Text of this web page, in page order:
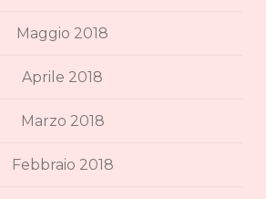
Maggio 2018
Aprile 2018
Marzo 2018
Febbraio 2018